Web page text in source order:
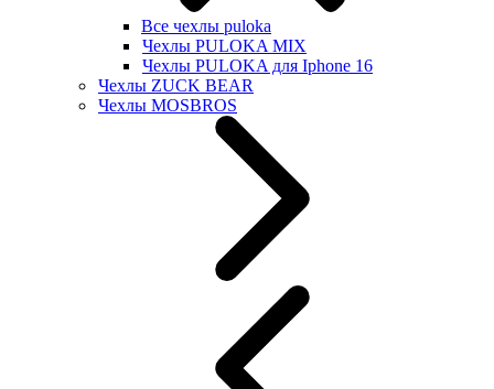
Все чехлы puloka
Чехлы PULOKA MIX
Чехлы PULOKA для Iphone 16
Чехлы ZUCK BEAR
Чехлы MOSBROS